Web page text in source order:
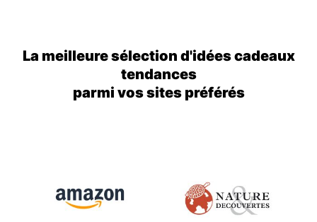
La meilleure sélection d'idées cadeaux
tendances
parmi vos sites préférés